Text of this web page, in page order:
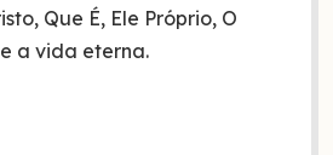
Que É, Ele Próprio, O
a vida eterna.